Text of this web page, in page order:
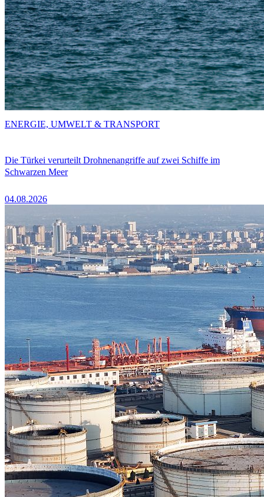
Die Türkei verurteilt Drohnenangriffe auf zwei Schiffe im
Schwarzen Meer
04.08.2026
ENERGIE, UMWELT & TRANSPORT